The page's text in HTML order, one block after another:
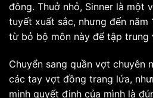
đông. Thuở nhỏ, Sinner là một
tuyết xuất sắc, nhưng đến năm
từ bỏ bộ môn này để tập trung
Chuyển sang quần vợt chuyên
các tay vợt đồng trang lứa,
minh quyết định của mình là